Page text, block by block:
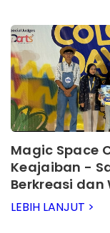
Magic Space
Keajaiban -
Berkreasi
LEBIH LANJUT >